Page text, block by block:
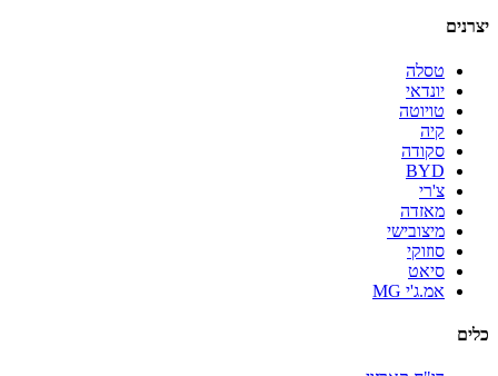
יצרנים
טסלה
יונדאי
טויוטה
קיה
סקודה
BYD
צ'רי
מאזדה
מיצובישי
סוזוקי
סיאט
אמ.ג'י MG
כלים